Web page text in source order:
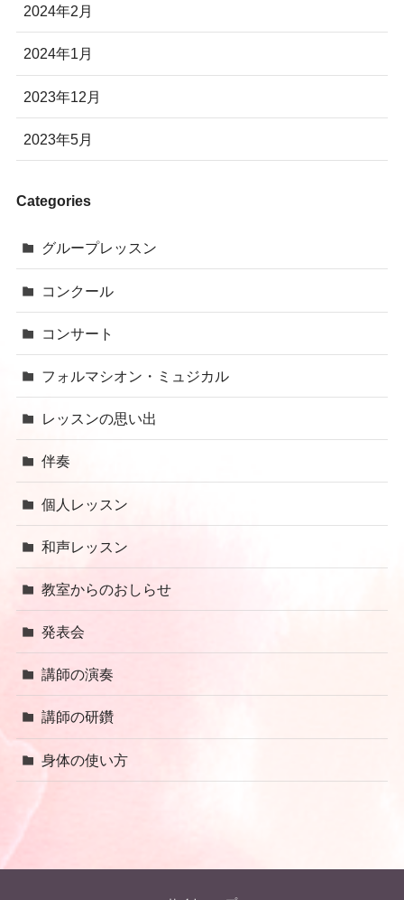
2024年2月
2024年1月
2023年12月
2023年5月
Categories
グループレッスン
コンクール
コンサート
フォルマシオン・ミュジカル
レッスンの思い出
伴奏
個人レッスン
和声レッスン
教室からのおしらせ
発表会
講師の演奏
講師の研鑽
身体の使い方